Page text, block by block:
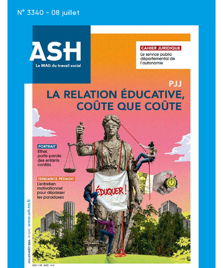
N° 3340 - 08 juillet